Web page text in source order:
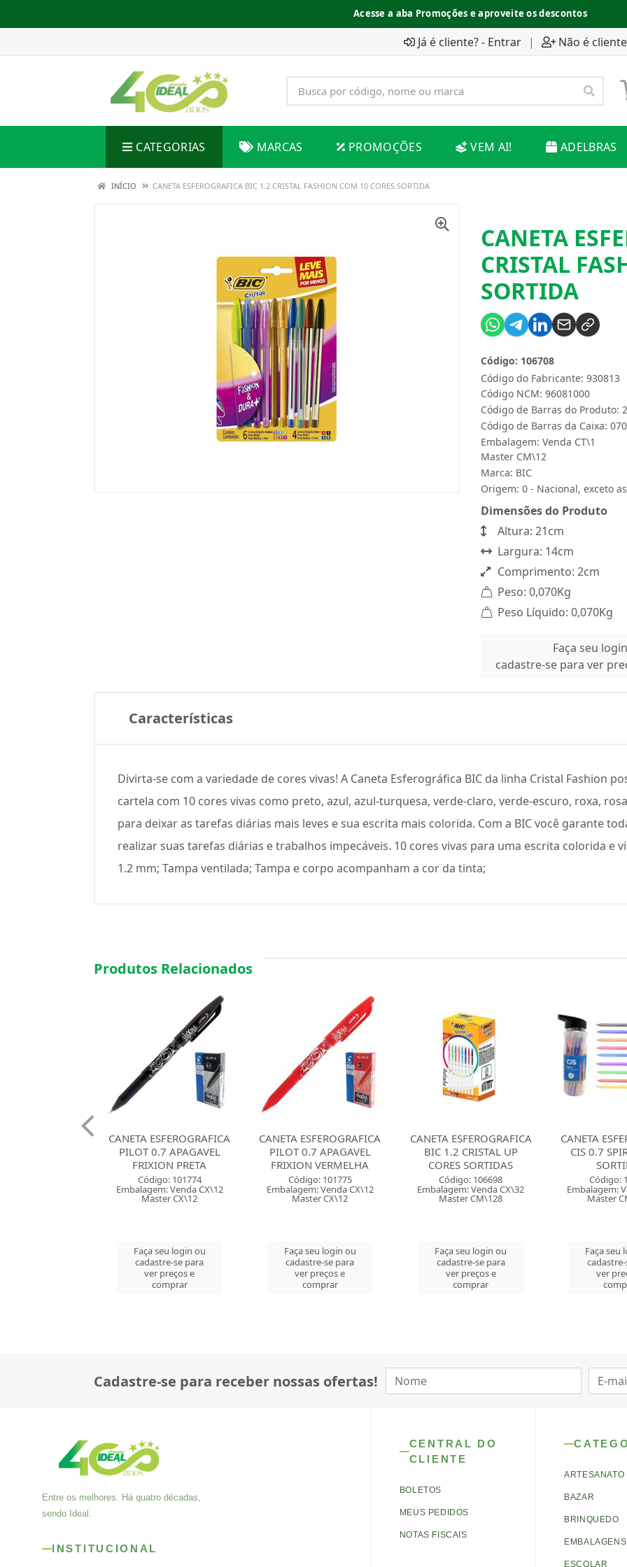
Acesse a aba Promoções e aproveite os descontos
Já é cliente? - Entrar | Não é
CATEGORIAS MARCAS PROMOÇÕES VEM AI! ADELBRAS
INÍCIO CANETA ESFEROGRAFICA BIC 1.2 CRISTAL FASHION COM 10 CORES SORTIDA
CANETA
CRISTAL
SORTIDA
Código do Fabricante: 930813
Código: 106708
Código NCM: 96081000
Código de Barras do Produto:
Código de Barras da Caixa:
Embalagem: Venda CT\1
Master CM\12
Marca: BIC
Origem: 0 - Nacional, exceto
Dimensões do Produto
Altura: 21cm
Largura: 14cm
Comprimento: 2cm
Peso: 0,070Kg
Peso Líquido: 0,070Kg
Faça seu
cadastre-se para ver
Características
Divirta-se com a variedade de cores vivas! A Caneta Esferográfica BIC da linha Cristal Fashion
cartela com 10 cores vivas como preto, azul, azul-turquesa, verde-claro, verde-escuro, roxa,
para deixar as tarefas diárias mais leves e sua escrita mais colorida. Com a BIC você garante
realizar suas tarefas diárias e trabalhos impecáveis. 10 cores vivas para uma escrita colorida e
1.2 mm; Tampa ventilada; Tampa e corpo acompanham a cor da tinta;
Produtos Relacionados
CANETA ESFEROGRAFICA
PILOT 0.7 APAGAVEL
FRIXION VERMELHA
Código: 101775
Embalagem: Venda CX\12
Master CX\12
Faça seu login ou
cadastre-se para
ver preços e
comprar
CANETA ESFEROGRAFICA
BIC 1.2 CRISTAL UP
CORES SORTIDAS
Código: 106698
Embalagem: Venda CX\32
Master CM\128
Faça seu login ou
cadastre-se para
ver preços e
comprar
CANETA ESFEROGRAFICA
CIS 0.7 SPIRO CORES
SORTIDAS
Código: 107055
Embalagem: Venda PO\24
Master CM\1152
Faça seu login ou
cadastre-se para
ver preços e
comprar
CANETA
BIC 1.2
CORES
Código:
Embalagem:
Master
Faça seu
ver
Cadastre-se para receber nossas ofertas!
Entre os melhores. Há quatro décadas,
sendo Ideal.
INSTITUCIONAL
CENTRAL DO
CLIENTE
BOLETOS
MEUS PEDIDOS
NOTAS FISCAIS
ARTESANATO
BAZAR
BRINQUEDO
ESCOLAR